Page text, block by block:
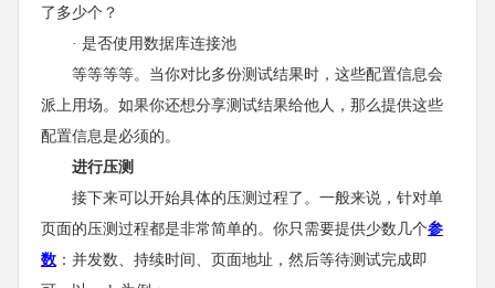
了多少个？
· 是否使用数据库连接池
等等等等。当你对比多份测试结果时，这些配置信息会
派上用场。如果你还想分享测试结果给他人，那么提供这些
配置信息是必须的。
进行压测
接下来可以开始具体的压测过程了。一般来说，针对单
页面的压测过程都是非常简单的。你只需要提供少数几个参
数 ：并发数、持续时间、页面地址，然后等待测试完成即